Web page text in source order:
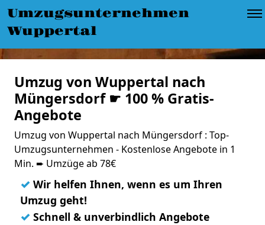
Umzugsunternehmen
Wuppertal
Umzug von Wuppertal nach
Müngersdorf ☛ 100 % Gratis-
Angebote
Umzug von Wuppertal nach Müngersdorf : Top-
Umzugsunternehmen - Kostenlose Angebote in 1
Min. ➨ Umzüge ab 78€
✓ Wir helfen Ihnen, wenn es um Ihren
Umzug geht!
✓ Schnell & unverbindlich Angebote